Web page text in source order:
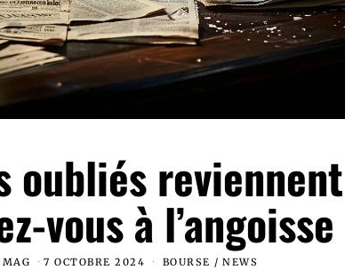
oubliés
vous à l’angoisse
7 OCTOBRE 2024 BOURSE / NEWS